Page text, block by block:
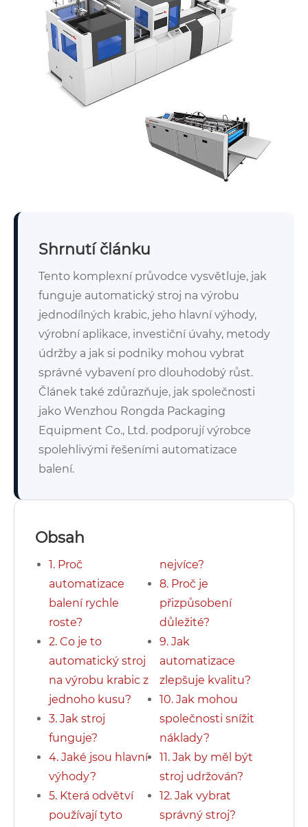
Shrnutí článku
Tento komplexní průvodce vysvětluje, jak
funguje automatický stroj na výrobu
jednodílných krabic, jeho hlavní výhody,
výrobní aplikace, investiční úvahy, metody
údržby a jak si podniky mohou vybrat
správné vybavení pro dlouhodobý růst.
Článek také zdůrazňuje, jak společnosti
jako Wenzhou Rongda Packaging
Equipment Co., Ltd. podporují výrobce
spolehlivými řešeními automatizace
balení.
Obsah
1. Proč
automatizace
balení rychle
roste?
2. Co je to
automatický stroj
na výrobu krabic z
jednoho kusu?
3. Jak stroj
funguje?
4. Jaké jsou hlavní
výhody?
5. Která odvětví
používají tyto
nejvíce?
8. Proč je
přizpůsobení
důležité?
9. Jak
automatizace
zlepšuje kvalitu?
10. Jak mohou
společnosti snížit
náklady?
11. Jak by měl být
stroj udržován?
12. Jak vybrat
správný stroj?